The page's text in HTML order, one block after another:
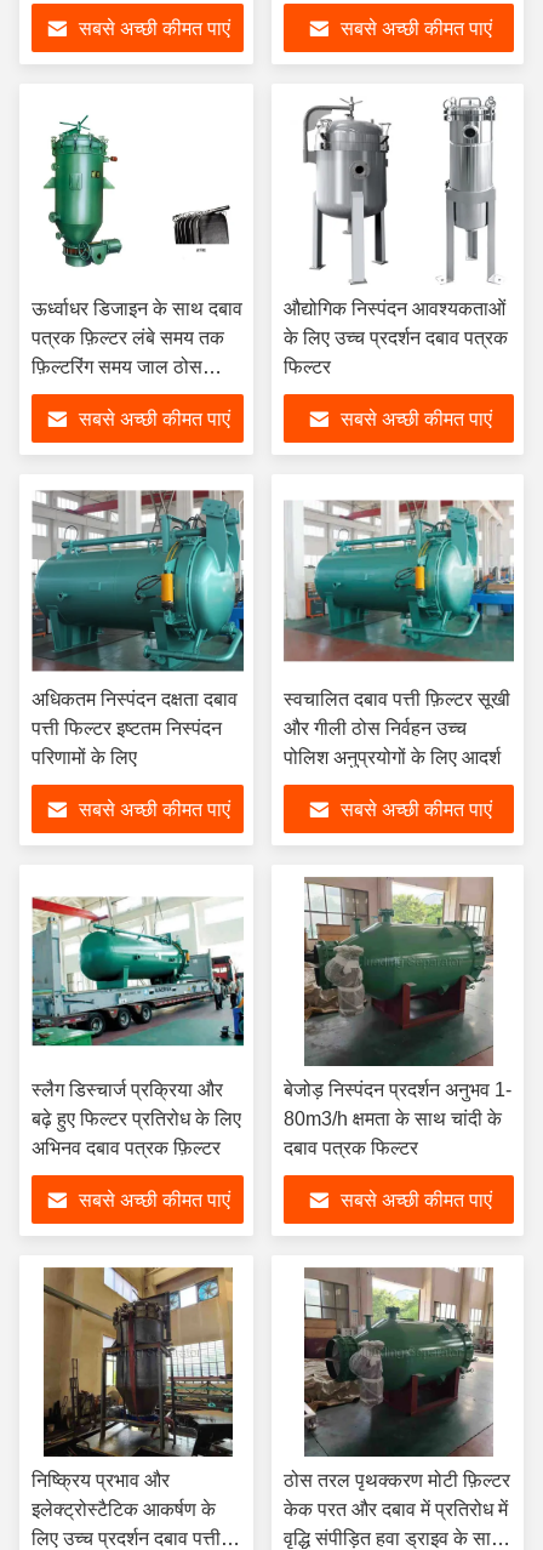
सबसे अच्छी कीमत पाएं सबसे अच्छी कीमत पाएं
ऊर्ध्वाधर डिजाइन के साथ दबाव
पत्रक फ़िल्टर लंबे समय तक
फ़िल्टरिंग समय जाल ठोस
अशुद्धियों की उच्च मात्रा
सबसे अच्छी कीमत पाएं
औद्योगिक निस्पंदन आवश्यकताओं
के लिए उच्च प्रदर्शन दबाव पत्रक
फिल्टर
सबसे अच्छी कीमत पाएं
अधिकतम निस्पंदन दक्षता दबाव
पत्ती फिल्टर इष्टतम निस्पंदन
परिणामों के लिए
सबसे अच्छी कीमत पाएं
स्वचालित दबाव पत्ती फ़िल्टर सूखी
और गीली ठोस निर्वहन उच्च
पोलिश अनुप्रयोगों के लिए आदर्श
सबसे अच्छी कीमत पाएं
स्लैग डिस्चार्ज प्रक्रिया और
बढ़े हुए फिल्टर प्रतिरोध के लिए
अभिनव दबाव पत्रक फ़िल्टर
सबसे अच्छी कीमत पाएं
बेजोड़ निस्पंदन प्रदर्शन अनुभव 1-
80m3/h क्षमता के साथ चांदी के
दबाव पत्रक फिल्टर
सबसे अच्छी कीमत पाएं
निष्क्रिय प्रभाव और
इलेक्ट्रोस्टैटिक आकर्षण के
लिए उच्च प्रदर्शन दबाव पत्ती
ठोस तरल पृथक्करण मोटी फ़िल्टर
केक परत और दबाव में प्रतिरोध में
वृद्धि संपीड़ित हवा ड्राइव के साथ